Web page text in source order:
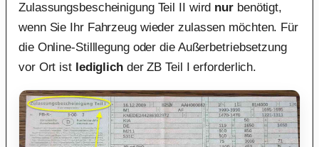
Zulassungsbescheinigung Teil II wird nur benötigt,
wenn Sie Ihr Fahrzeug wieder zulassen möchten. Für
die Online-Stilllegung oder die Außerbetriebsetzung
vor Ort ist lediglichder ZB Teil I erforderlich.